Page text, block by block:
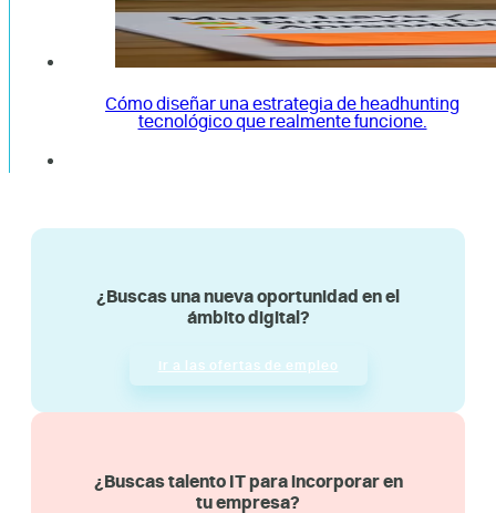
Cómo diseñar una estrategia de headhunting
tecnológico que realmente funcione.
¿Buscas una nueva oportunidad en el
ámbito digital?
Ir a las ofertas de empleo
¿Buscas talento IT para incorporar en
tu empresa?